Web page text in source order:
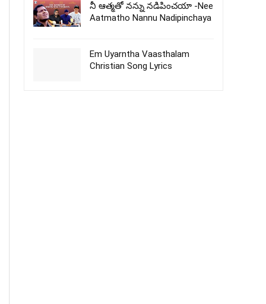
నీ ఆత్మతో నన్ను నడిపించయా -Nee
Aatmatho Nannu Nadipinchaya
Em Uyarntha Vaasthalam
Christian Song Lyrics